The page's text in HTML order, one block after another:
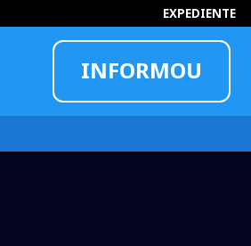
EXPEDIENTE
INFORMOU